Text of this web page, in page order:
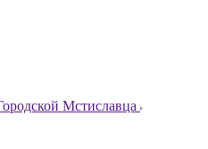
Мстиславца